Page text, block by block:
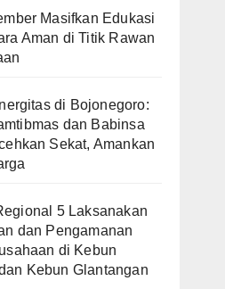
Masifkan Edukasi
Aman di Titik Rawan
di Bojonegoro:
dan Babinsa
Sekat, Amankan
5 Laksanakan
dan Pengamanan
di Kebun
Kebun Glantangan